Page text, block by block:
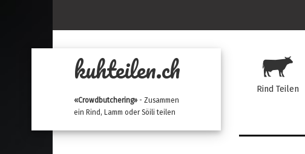
kuhteilen.ch
«Crowdbutchering» - Zusammen
ein Rind, Lamm oder Söili teilen
Rind Teilen